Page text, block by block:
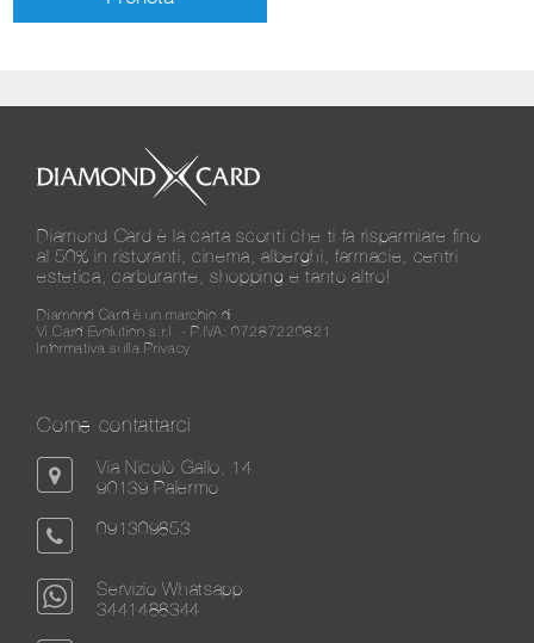
Diamond Card è la carta sconti che ti fa risparmiare fino
al 50% in ristoranti, cinema, alberghi, farmacie, centri
estetica, carburante, shopping e tanto altro!
Diamond Card è un marchio di
Vi.Card Evolution s.r.l. - P.IVA: 07287220821
Informativa sulla Privacy
Come contattarci
Via Nicolò Gallo, 14
90139 Palermo
091309853
Servizio Whatsapp
3441488344